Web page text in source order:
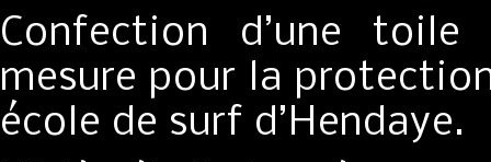
Confection d’une
mesure pour la
école de surf d’Hendaye.